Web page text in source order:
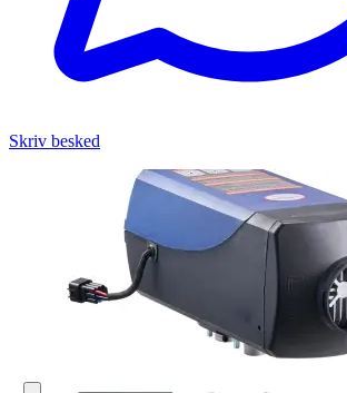
Skriv besked